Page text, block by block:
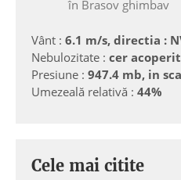
în Brasov ghimbav
Vânt : 6.1 m/s, directia :
Nebulozitate : cer acoperit
Presiune : 947.4 mb, in
Umezeală relativă : 44%
Cele mai citite